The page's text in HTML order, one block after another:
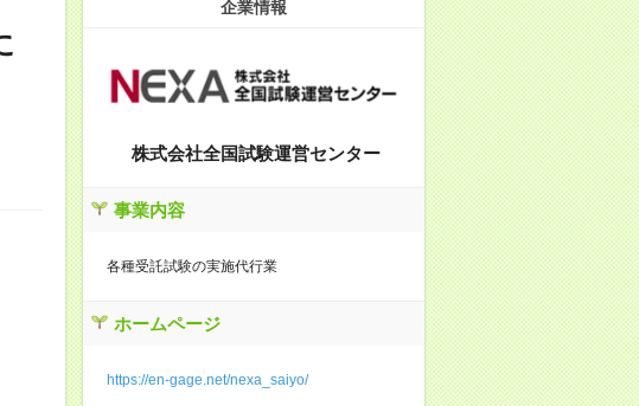
企業情報
株式会社全国試験運営センター
事業内容
各種受託試験の実施代行業
ホームページ
https://en-gage.net/nexa_saiyo/